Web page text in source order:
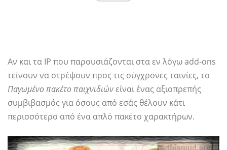
Αν και τα IP που παρουσιάζονται στα εν λόγω add-ons
τείνουν να στρέψουν προς τις σύγχρονες ταινίες, το
Παγωμένο πακέτο παιχνιδιώνείναι ένας αξιοπρεπής
συμβιβασμός για όσους από εσάς θέλουν κάτι
περισσότερο από ένα απλό πακέτο χαρακτήρων.